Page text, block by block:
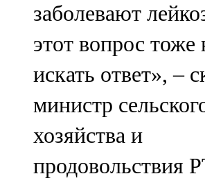
107,0 FM
Яр Чаллы
105,5 FM
заболевают
этот вопрос тоже
искать ответ», –
министр
хозяйства и
продовольствия